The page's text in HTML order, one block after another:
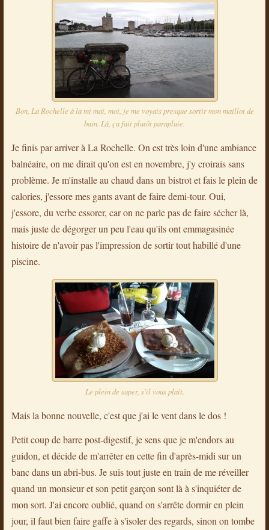
Bon, La Rochelle à la mi mai, moi, je me voyais presque sortir mon maillot de
bain. Là, ça fait plutôt parapluie.
Je finis par arriver à La Rochelle. On est très loin d'une ambiance
balnéaire, on me dirait qu'on est en novembre, j'y croirais sans
problème. Je m'installe au chaud dans un bistrot et fais le plein de
calories, j'essore mes gants avant de faire demi-tour. Oui,
j'essore, du verbe essorer, car on ne parle pas de faire sécher là,
mais juste de dégorger un peu l'eau qu'ils ont emmagasinée
histoire de n'avoir pas l'impression de sortir tout habillé d'une
piscine.
Le plein de super, s'il vous plaît.
Mais la bonne nouvelle, c'est que j'ai le vent dans le dos !
Petit coup de barre post-digestif, je sens que je m'endors au
guidon, et décide de m'arrêter en cette fin d'après-midi sur un
banc dans un abri-bus. Je suis tout juste en train de me réveiller
quand un monsieur et son petit garçon sont là à s'inquiéter de
mon sort. J'ai encore oublié, quand on s'arrête dormir en plein
jour, il faut bien faire gaffe à s'isoler des regards, sinon on tombe